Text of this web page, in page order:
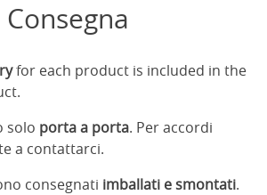
Consegna
for each product is included in the
solo porta a porta. Per accordi
a contattarci.
consegnati imballati e smontati.